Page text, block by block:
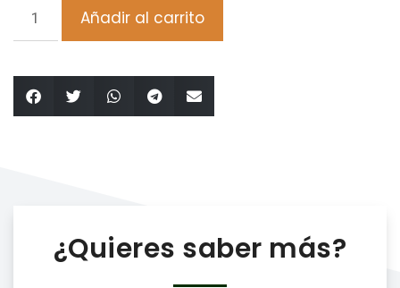
Añadir al carrito
¿Quieres saber más?